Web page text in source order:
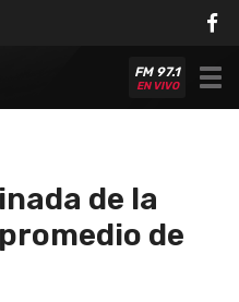
FM 97.1
EN VIVO
de la
de